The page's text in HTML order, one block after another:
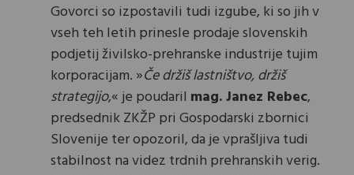
Govorci so izpostavili tudi izgube, ki so jih v
vseh teh letih prinesle prodaje slovenskih
podjetij živilsko-prehranske industrije tujim
korporacijam. »Če držiš lastništvo, držiš
strategijo,« je poudaril mag. Janez Rebec,
predsednik ZKŽP pri Gospodarski zbornici
Slovenije ter opozoril, da je vprašljiva tudi
stabilnost na videz trdnih prehranskih verig.